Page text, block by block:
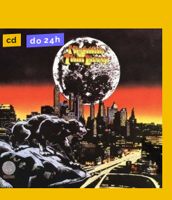
cd do 24h